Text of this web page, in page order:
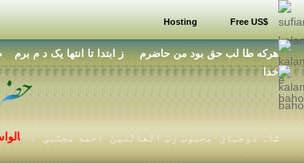
Hosting Free US$
هرکه طا لب حق بود من حاضرم ز ابتدا تا انتها يک د م برم
خدا
شہنشاہ دوجہان محبوب رب العالمین احمد مجتبی